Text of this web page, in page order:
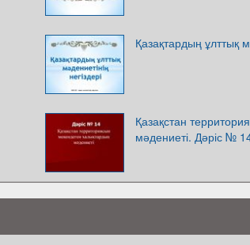
Қазақтардың ұлттық
Қазақстан
мәдениеті. Дәріс №